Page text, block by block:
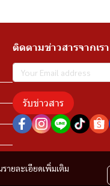
ยละเอียดเพิ่มเติม
ติดตามข่าวสารจากเรา
รับข่าวสาร